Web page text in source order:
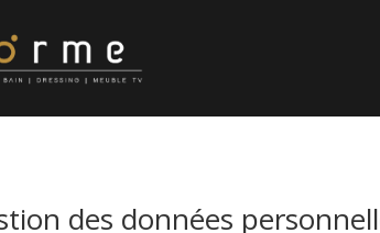
des données